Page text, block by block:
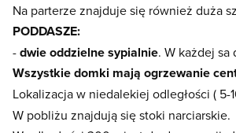
Na parterze znajduje się również duża
PODDASZE:
-dwie oddzielne sypialnie. W każdej sa
Wszystkie domki mają ogrzewanie
Lokalizacja w niedalekiej odległości (
W pobliżu znajdują się stoki narciarskie.